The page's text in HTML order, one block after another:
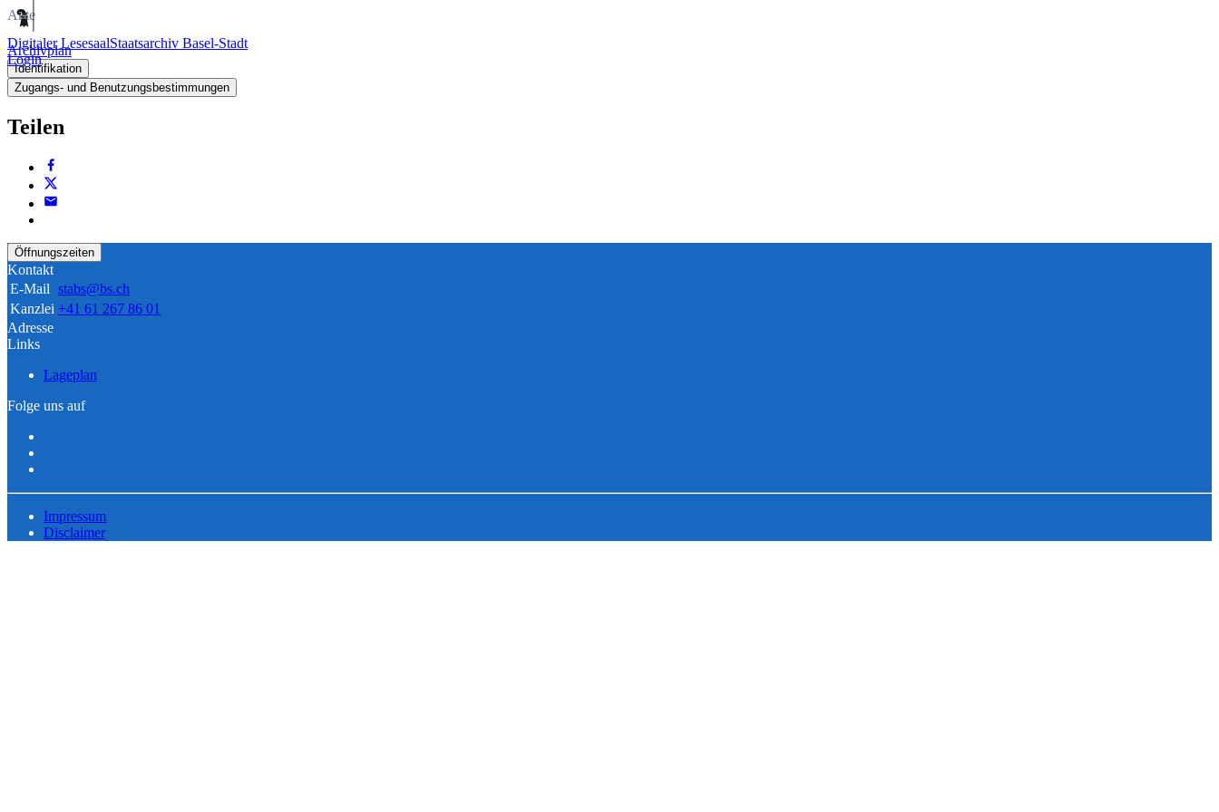
Digitaler LesesaalStaatsarchiv Basel-Stadt
Login
Akte
Archivplan
Identifikation
Zugangs- und Benutzungsbestimmungen
Teilen
Öffnungszeiten
Kontakt
E-Mail stabs@bs.ch
Kanzlei +41 61 267 86 01
Adresse
Links
Lageplan
Folge uns auf
Impressum
Disclaimer